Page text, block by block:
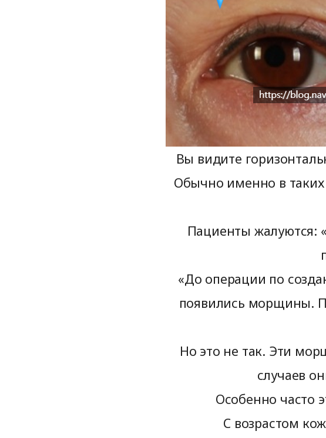
Вы видите
Обычно именно в
Пациенты жалуются:
«До операции по
появились морщины.
Но это не так. Эти
случаев
Особенно часто
С возрастом